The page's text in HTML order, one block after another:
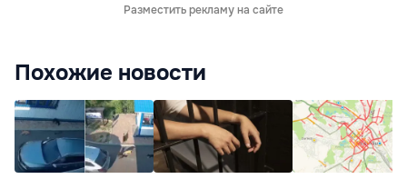
Разместить рекламу на сайте
Похожие новости